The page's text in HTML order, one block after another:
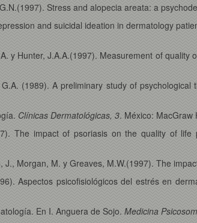
Stress and alopecia areata: a
and suicidal ideation in dermatology
y Hunter, J.A.A.(1997). Measurement of
(1989). A preliminary study of
Clínicas Dermatológicas, 3. México: MacGraw
The impact of psoriasis on the quality of life
J., Morgan, M. y Greaves, M.W.(1997). The
Aspectos psicofisiológicos del estrés en
En I. Anguera de Sojo. Medicina